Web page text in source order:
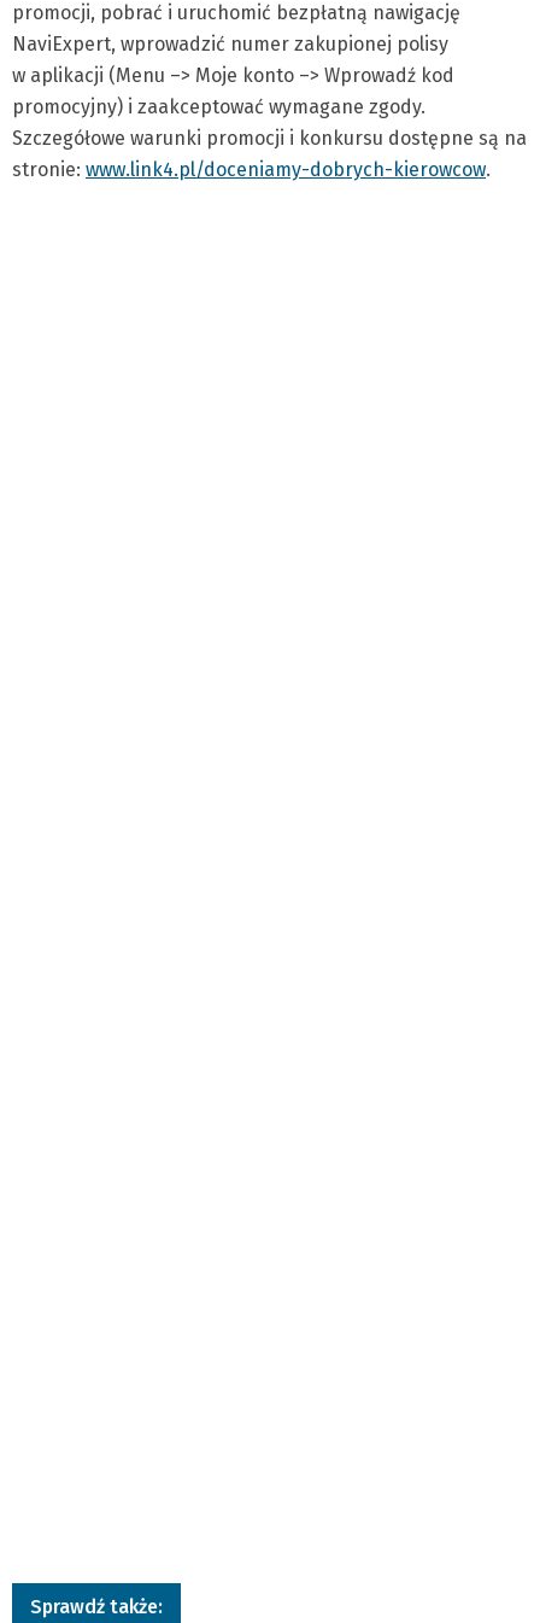
promocji, pobrać i uruchomić bezpłatną nawigację
NaviExpert, wprowadzić numer zakupionej polisy
w aplikacji (Menu –> Moje konto –> Wprowadź kod
promocyjny) i zaakceptować wymagane zgody.
Szczegółowe warunki promocji i konkursu dostępne są na
stronie: www.link4.pl/doceniamy-dobrych-kierowcow.
Sprawdź także: